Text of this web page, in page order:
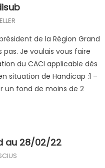
de la Région Grand
Je voulais vous faire
du CACI applicable dès
situation de Handicap :1 –
un fond de moins de 2
au 28/02/22